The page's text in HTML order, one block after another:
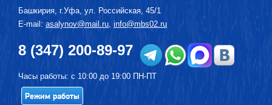
Башкирия, г.Уфа ул. Российская, 45/1
E-mail: asalynov@mail.ru info@mbs02.ru
8 (347) 200-89-97
Часы работы: с 10:00 до 19:00 ПН-ПТ
Режим работы